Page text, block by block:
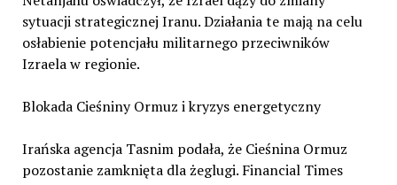
sytuacji strategicznej Iranu. Działania te mają na celu
osłabienie potencjału militarnego przeciwników
Izraela w regionie.
Blokada Cieśniny Ormuz i kryzys energetyczny
Irańska agencja Tasnim podała, że Cieśnina Ormuz
pozostanie zamknięta dla żeglugi. Financial Times